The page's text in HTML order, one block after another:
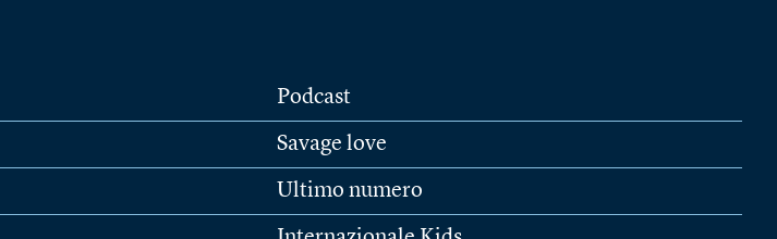
Podcast
Savage love
Ultimo numero